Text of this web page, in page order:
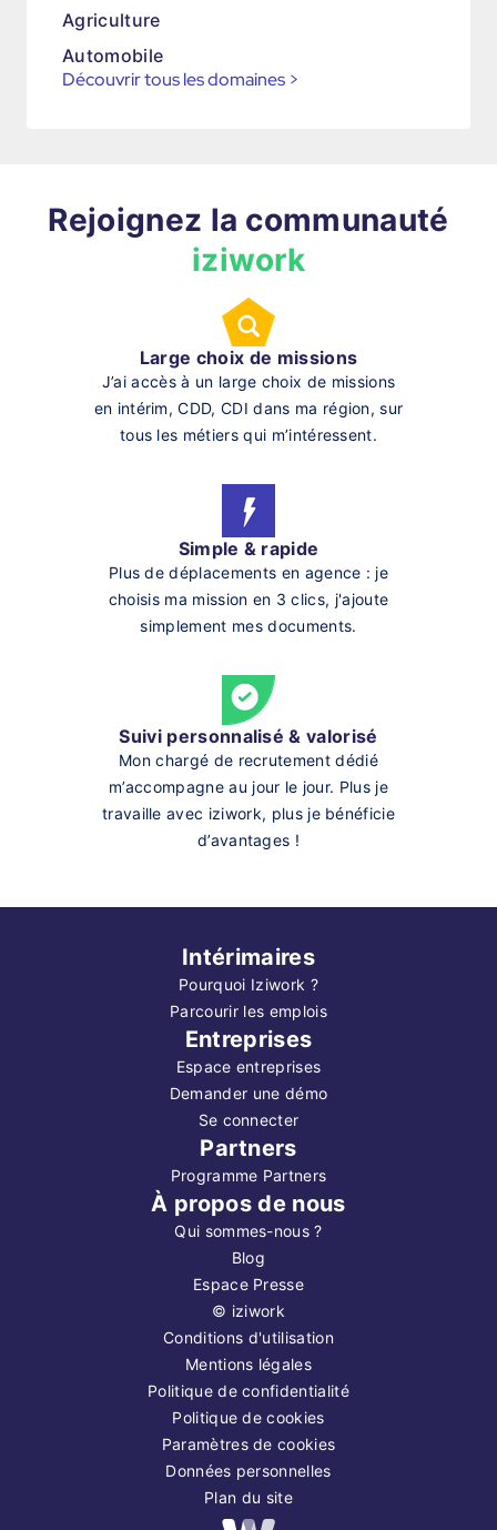
Agriculture
Automobile
Découvrir tous les domaines >
Rejoignez la communauté
iziwork
Large choix de missions
J’ai accès à un large choix de missions
en intérim, CDD, CDI dans ma région, sur
tous les métiers qui m’intéressent.
Simple & rapide
Plus de déplacements en agence : je
choisis ma mission en 3 clics, j'ajoute
simplement mes documents.
Suivi personnalisé & valorisé
Mon chargé de recrutement dédié
m’accompagne au jour le jour. Plus je
travaille avec iziwork, plus je bénéficie
d’avantages !
Intérimaires
Pourquoi Iziwork ?
Parcourir les emplois
Entreprises
Espace entreprises
Demander une démo
Se connecter
Partners
Programme Partners
À propos de nous
Qui sommes-nous ?
Blog
Espace Presse
© iziwork
Conditions d'utilisation
Mentions légales
Politique de confidentialité
Politique de cookies
Paramètres de cookies
Données personnelles
Plan du site